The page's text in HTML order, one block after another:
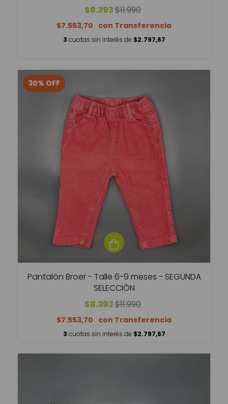
$8.393$11.990
$7.553,70
3 cuotas sin interés de $2.797,67
30% OFF
Pantalón Broer - Talle 6-9 meses - SEGUNDA
SELECCIÓN
$8.393$11.990
$7.553,70
3 cuotas sin interés de $2.797,67